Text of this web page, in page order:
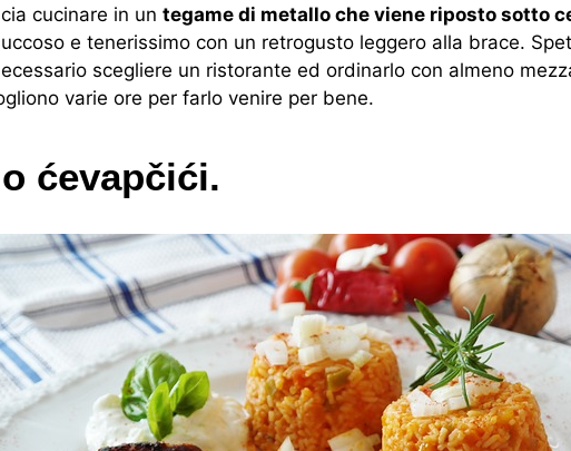
cucinare in un tegame di metallo che viene riposto sotto
e tenerissimo con un retrogusto leggero alla brace.
scegliere un ristorante ed ordinarlo con almeno
varie ore per farlo venire per bene.
ćevapčići.